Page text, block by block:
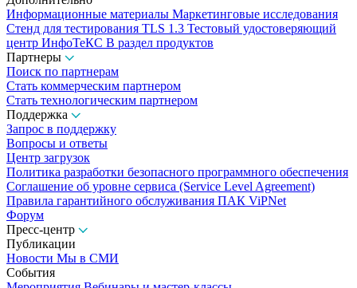
Информационные материалы Маркетинговые исследования
Стенд для тестирования TLS 1.3 Тестовый удостоверяющий
центр ИнфоТеКС В раздел продуктов
Партнеры
Поиск по партнерам
Стать коммерческим партнером
Стать технологическим партнером
Поддержка
Запрос в поддержку
Вопросы и ответы
Центр загрузок
Политика разработки безопасного программного обеспечения
Соглашение об уровне сервиса (Service Level Agreement)
Правила гарантийного обслуживания ПАК ViPNet
Форум
Пресс-центр
Публикации
Новости Мы в СМИ
События